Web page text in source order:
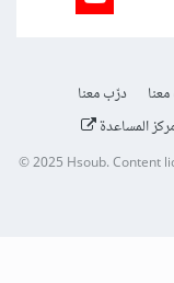
درّب معنا
المساعدة
© 2025Hsoub.Content